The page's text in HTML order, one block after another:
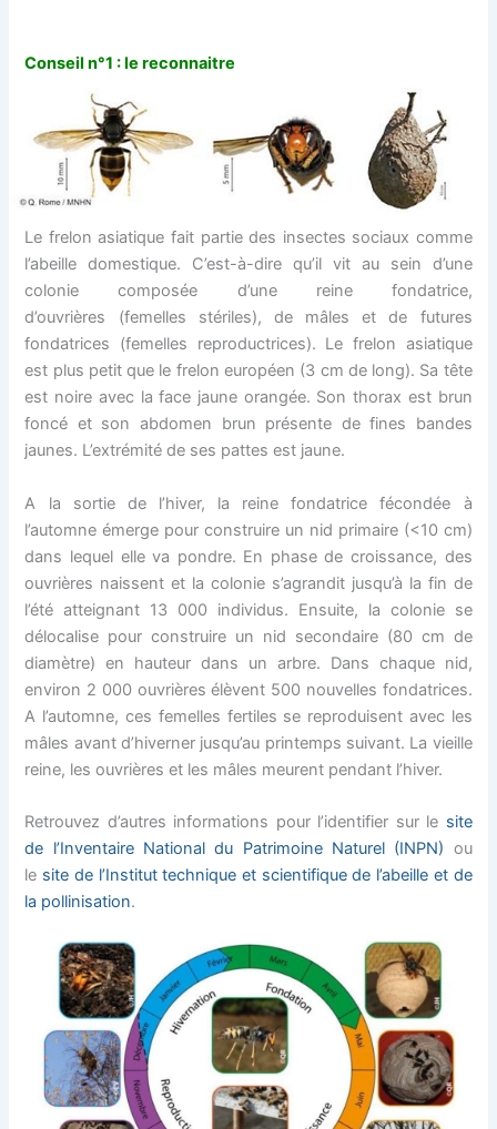
Conseil n°1 : le reconnaitre
Le frelon asiatique fait partie des insectes sociaux comme
l’abeille domestique. C’est-à-dire qu’il vit au sein d’une
colonie composée d’une reine fondatrice,
d’ouvrières (femelles stériles), de mâles et de futures
fondatrices (femelles reproductrices). Le frelon asiatique
est plus petit que le frelon européen (3 cm de long). Sa tête
est noire avec la face jaune orangée. Son thorax est brun
foncé et son abdomen brun présente de fines bandes
jaunes. L’extrémité de ses pattes est jaune.
A la sortie de l’hiver, la reine fondatrice fécondée à
l’automne émerge pour construire un nid primaire (<10 cm)
dans lequel elle va pondre. En phase de croissance, des
ouvrières naissent et la colonie s’agrandit jusqu’à la fin de
l’été atteignant 13 000 individus. Ensuite, la colonie se
délocalise pour construire un nid secondaire (80 cm de
diamètre) en hauteur dans un arbre. Dans chaque nid,
environ 2 000 ouvrières élèvent 500 nouvelles fondatrices.
A l’automne, ces femelles fertiles se reproduisent avec les
mâles avant d’hiverner jusqu’au printemps suivant. La vieille
reine, les ouvrières et les mâles meurent pendant l’hiver.
Retrouvez d’autres informations pour l’identifier sur le site
de l’Inventaire National du Patrimoine Naturel (INPN) ou
le site de l’Institut technique et scientifique de l’abeille et de
la pollinisation.